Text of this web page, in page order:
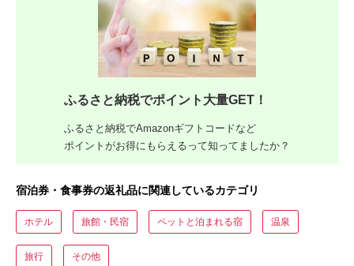
ふるさと納税でポイント大量GET！
ふるさと納税でAmazonギフトコードなど
ポイントがお得にもらえるって知ってましたか？
宿泊券・食事券の返礼品に関連しているカテゴリ
ホテル 旅館・民宿 ペットと泊まれる宿 温泉
旅行 その他